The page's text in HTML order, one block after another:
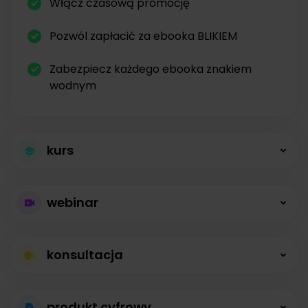
Pozwól zapłacić za ebooka BLIKIEM
Zabezpiecz każdego ebooka znakiem
wodnym
kurs
kursów
Kursy online z modułami, lekcjami, nagraniami i
opisami dostępne od zaraz.
webinar
bez limitów
konsultacja